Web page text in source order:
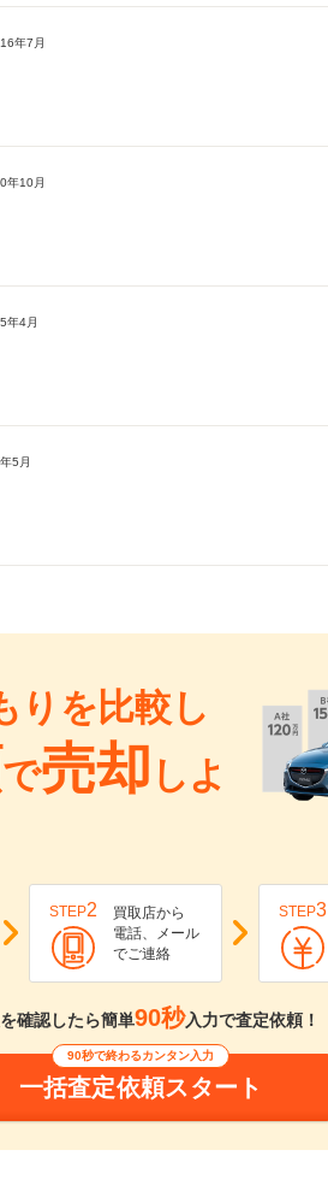
年7月
年10月
年4月
5月
りを比較し
で売却 しよ
STEP2
買取店から
電話、メール
でご連絡
STEP3
確認したら簡単90秒入力で査定依頼！
90秒で終わるカンタン入力
一括査定依頼スタート